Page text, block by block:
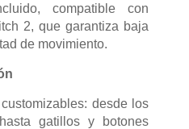
compatible con
2, que garantiza baja
de movimiento.
desde los
gatillos y botones